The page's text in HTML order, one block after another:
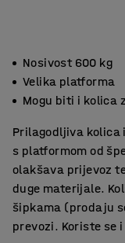
Nosivost 600 kg
Velika platforma
Mogu biti i kolica
Prilagodljiva kolica
s platformom od
olakšava prijevoz
duge materijale.
šipkama (prodaju
prevozi. Koriste se